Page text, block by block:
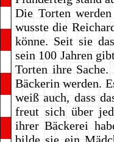
Die Torten
wusste die
könne. Seit sie
sein 100 Jahren
Torten ihre
Bäckerin werden.
weiß auch, dass
freut sich über
ihrer Bäckerei